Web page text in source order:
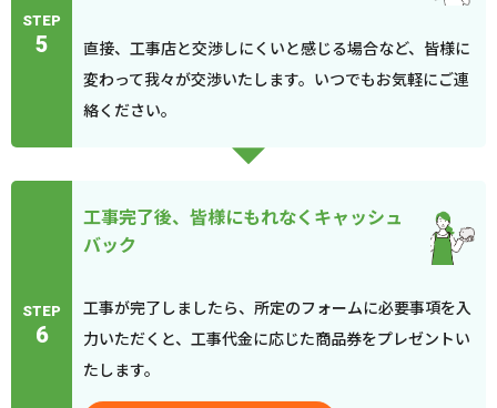
STEP
5
直接、工事店と交渉しにくいと感じる場合など、皆様に
変わって我々が交渉いたします。いつでもお気軽にご連
絡ください。
STEP
6
工事完了後、皆様にもれなくキャッシュ
バック
工事が完了しましたら、所定のフォームに必要事項を入
力いただくと、工事代金に応じた商品券をプレゼントい
たします。